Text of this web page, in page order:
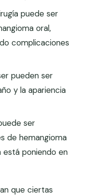
puede ser
oral,
complicaciones
pueden ser
y la apariencia
ser
de hemangioma
está poniendo en
que ciertas